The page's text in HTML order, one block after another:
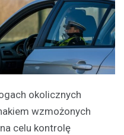
okolicznych
wzmożonych
celu kontrolę